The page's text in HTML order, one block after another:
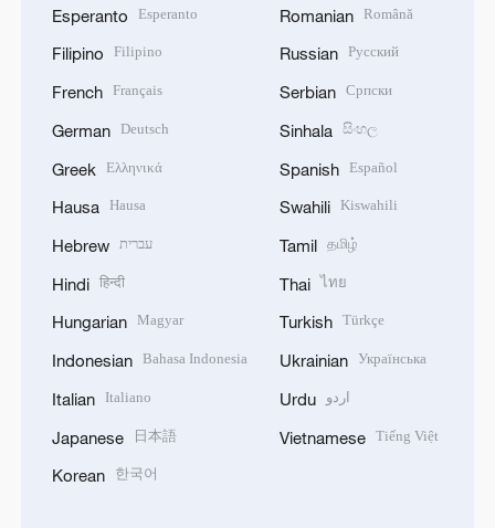
Esperanto Esperanto
Filipino Filipino
French Français
German Deutsch
Greek Ελληνικά
Hausa Hausa
Hebrew עברית
Hindi हिन्दी
Hungarian Magyar
Indonesian Bahasa Indonesia
Italian Italiano
Japanese 日本語
Korean 한국어
Romanian Română
Russian Русский
Serbian Српски
Sinhala සිංහල
Spanish Español
Swahili Kiswahili
Tamil தமிழ்
Thai ไทย
Turkish Türkçe
Ukrainian Українська
Urdu اردو
Vietnamese Tiếng Việt